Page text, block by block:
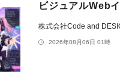
ビジュアルWeb
株式会社Code and
2026年08月06日 01時